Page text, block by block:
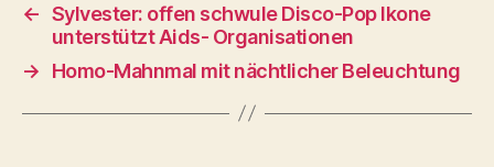
← Sylvester: offen schwule Disco-Pop Ikone
unterstützt Aids- Organisationen
→
Homo-Mahnmal mit nächtlicher Beleuchtung